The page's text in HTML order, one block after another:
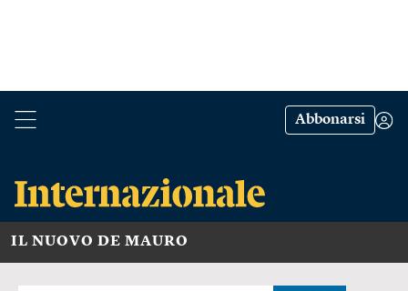
Abbonarsi
IL NUOVO DE MAURO